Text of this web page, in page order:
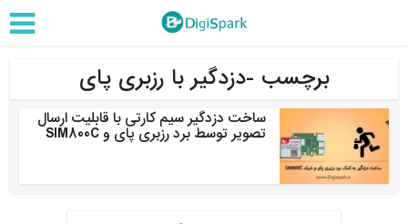
برچسب -دزدگیر با رزبری پای
ساخت دزدگیر سیم کارتی با قابلیت ارسال
تصویر توسط برد رزبری پای و SIM800C